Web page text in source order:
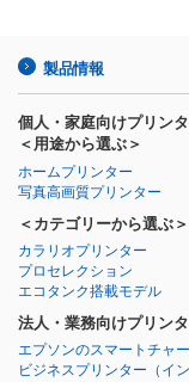
製品情報
個人・家庭向けプリン
＜用途から選ぶ＞
ホームプリンター
写真高画質プリンター
＜カテゴリーから選ぶ＞
カラリオプリンター
プロセレクション
エコタンク搭載モデル
法人・業務向けプリン
エプソンのスマートチャ
ビジネスプリンター （イ